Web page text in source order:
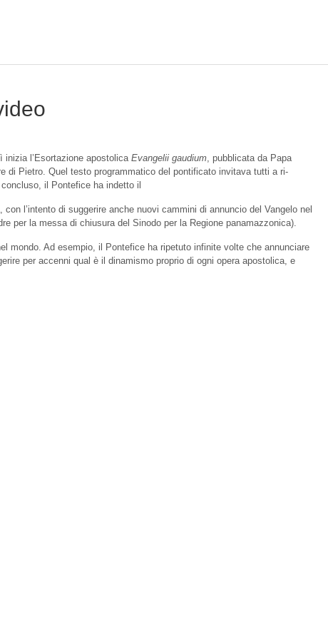
l’Esortazione apostolica Evangelii gaudium, pubblicata da Papa
di Pietro. Quel testo programmatico del pontificato invitava tutti a ri-
il Pontefice ha indetto il
l’intento di suggerire anche nuovi cammini di annuncio del Vangelo nel
per la messa di chiusura del Sinodo per la Regione panamazzonica).
mondo. Ad esempio, il Pontefice ha ripetuto infinite volte che annunciare
per accenni qual è il dinamismo proprio di ogni opera apostolica, e